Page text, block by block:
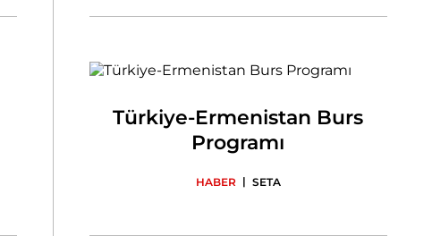
Türkiye-Ermenistan Burs
Programı
HABER | SETA